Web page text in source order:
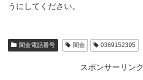
うにしてください。
闇金電話番号 闇金 0369152395
スポンサーリンク